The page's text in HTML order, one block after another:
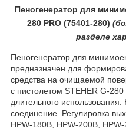
Пеногенератор для
280 PRO (75401-280)
разделе
Пеногенератор для
предназначен для
средства на очищаемой
с пистолетом STEHER G-
длительного
соединение. Регулировка
HPW-180B, HPW-200B, HPW-